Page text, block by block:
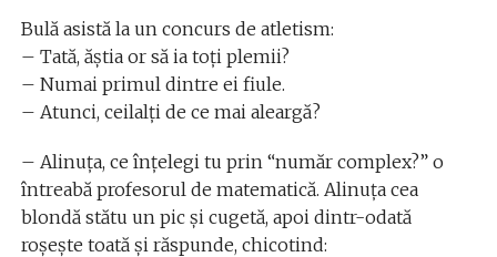
Bulă asistă la un concurs de atletism:
– Tată, ăştia or să ia toţi plemii?
– Numai primul dintre ei fiule.
– Atunci, ceilalţi de ce mai aleargă?
– Alinuţa, ce înţelegi tu prin “număr complex?” o
întreabă profesorul de matematică. Alinuţa cea
blondă stătu un pic şi cugetă, apoi dintr-odată
roşeşte toată şi răspunde, chicotind: